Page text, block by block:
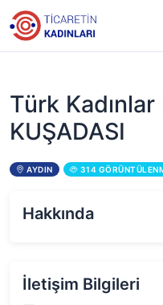
Türk
KUŞADASI
AYDIN 314
Hakkında
İletişim Bilgileri